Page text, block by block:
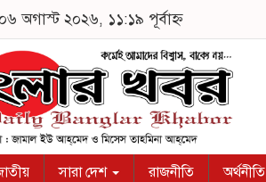
অগাস্ট ২০২৬, ১১:১৯ পূর্বাহ্ন
সারা দেশ রাজনীতি অর্থনীতি